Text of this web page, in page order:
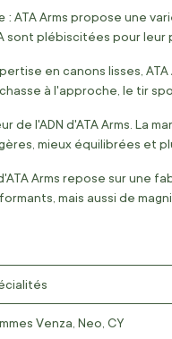
: ATA Arms propose une
sont plébiscitées pour
en canons lisses,
à l'approche, le tir
de l'ADN d'ATA Arms. La
mieux équilibrées et
Arms repose sur une
mais aussi de
Venza, Neo, CY